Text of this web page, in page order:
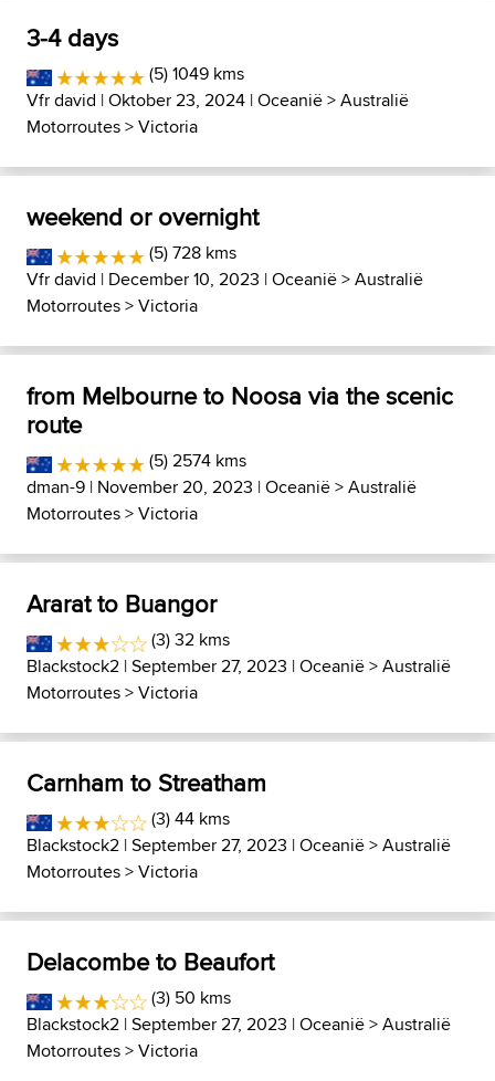
3-4 days
(5) 1049 kms
Vfr david | Oktober 23, 2024 |Oceanië>Australië
Motorroutes>Victoria
weekend or overnight
(5) 728 kms
Vfr david | December 10, 2023 |Oceanië>Australië
Motorroutes>Victoria
from Melbourne to Noosa via the scenic
route
(5) 2574 kms
dman-9 | November 20, 2023 |Oceanië>Australië
Motorroutes>Victoria
Ararat to Buangor
(3) 32 kms
Blackstock2 | September 27, 2023 |Oceanië>Australië
Motorroutes>Victoria
Carnham to Streatham
(3) 44 kms
Blackstock2 | September 27, 2023 |Oceanië>Australië
Motorroutes>Victoria
Delacombe to Beaufort
(3) 50 kms
Blackstock2 | September 27, 2023 |Oceanië>Australië
Motorroutes>Victoria